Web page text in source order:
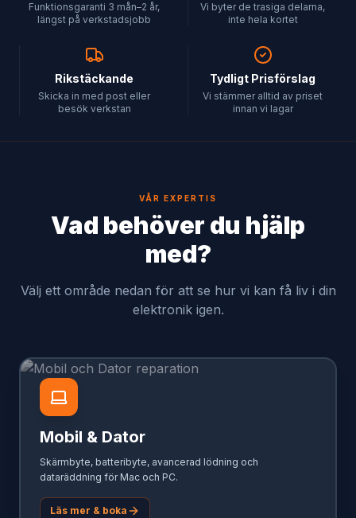
Funktionsgaranti 3 mån–2 år,
längst på verkstadsjobb
Vi byter de trasiga delarna,
inte hela kortet
Rikstäckande
Skicka in med post eller
besök verkstan
Tydligt Prisförslag
Vi stämmer alltid av priset
innan vi lagar
VÅR EXPERTIS
Vad behöver du hjälp
med?
Välj ett område nedan för att se hur vi kan få liv i din
elektronik igen.
Mobil & Dator
Skärmbyte, batteribyte, avancerad lödning och
dataräddning för Mac och PC.
Läs mer & boka